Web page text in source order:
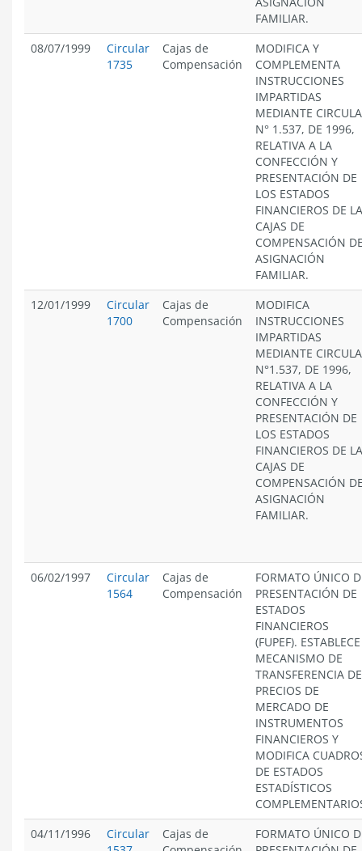
FAMILIAR.
08/07/1999
Circular
1735
Cajas de
Compensación
MODIFICA Y
COMPLEMENTA
INSTRUCCIONES
IMPARTIDAS
MEDIANTE
N° 1.537, DE 1996,
RELATIVA A LA
CONFECCIÓN Y
PRESENTACIÓN DE
LOS ESTADOS
FINANCIEROS DE
CAJAS DE
COMPENSACIÓN
ASIGNACIÓN
FAMILIAR.
12/01/1999
Circular
1700
Cajas de
Compensación
MODIFICA
INSTRUCCIONES
IMPARTIDAS
MEDIANTE
N°1.537, DE 1996,
RELATIVA A LA
CONFECCIÓN Y
PRESENTACIÓN DE
LOS ESTADOS
FINANCIEROS DE
CAJAS DE
COMPENSACIÓN
ASIGNACIÓN
FAMILIAR.
06/02/1997
Circular
1564
Cajas de
Compensación
FORMATO ÚNICO
PRESENTACIÓN DE
ESTADOS
FINANCIEROS
(FUPEF). ESTABLECE
MECANISMO DE
TRANSFERENCIA DE
PRECIOS DE
MERCADO DE
INSTRUMENTOS
FINANCIEROS Y
MODIFICA
DE ESTADOS
ESTADÍSTICOS
04/11/1996
Circular
Cajas de
FORMATO ÚNICO